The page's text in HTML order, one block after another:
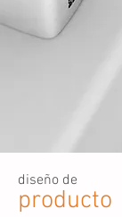
diseño de
producto